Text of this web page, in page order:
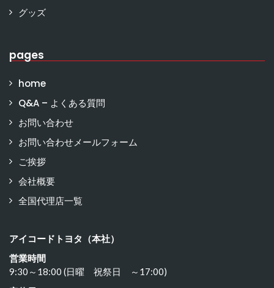
グッズ
pages
home
Q&A – よくある質問
お問い合わせ
お問い合わせメールフォーム
ご挨拶
会社概要
全国代理店一覧
アイコードトヨタ（本社）
営業時間
9:30～18:00 (日曜 祝祭日 ～17:00)